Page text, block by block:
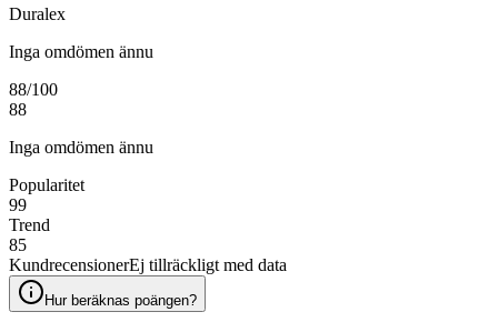
Duralex
Inga omdömen ännu
88/100
88
Inga omdömen ännu
Popularitet
99
Trend
85
KundrecensionerEj tillräckligt med data
Hur beräknas poängen?